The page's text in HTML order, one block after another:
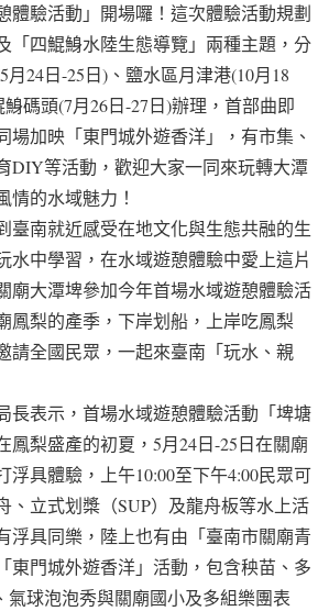
體驗活動」開場囉！這次體驗活動規劃
「四鯤鯓水陸生態導覽」兩種主題，分
24日-25日)、鹽水區月津港(10月18
碼頭(7月26日-27日)辦理，首部曲即
場加映「東門城外遊香洋」，有市集、
DIY等活動，歡迎大家一同來玩轉大潭
情的水域魅力！
臺南就近感受在地文化與生態共融的生
水中學習，在水域遊憩體驗中愛上這片
廟大潭埤參加今年首場水域遊憩體驗活
鳳梨的產季，下岸划船，上岸吃鳳梨
請全國民眾，一起來臺南「玩水、親
長表示，首場水域遊憩體驗活動「埤塘
鳳梨盛產的初夏，5月24日-25日在關廟
浮具體驗，上午10:00至下午4:00民眾可
、立式划槳（SUP）及龍舟板等水上活
浮具同樂，陸上也有由「臺南市關廟青
東門城外遊香洋」活動，包含秧苗、多
氣球泡泡秀與關廟國小及多組樂團表